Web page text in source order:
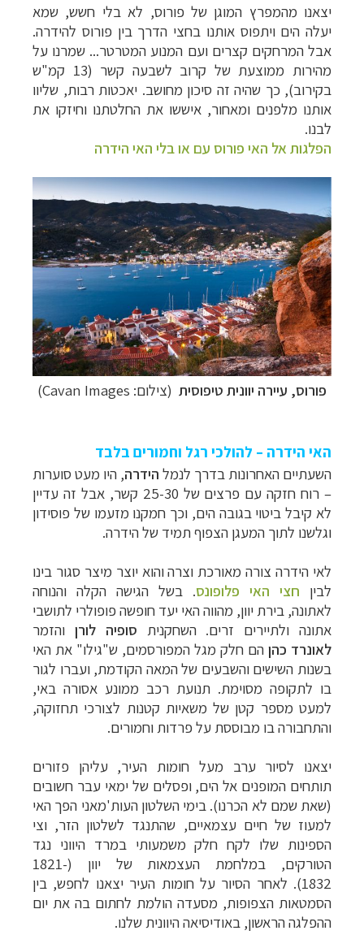
יצאנו מהמפרץ המוגן של פורוס, לא בלי חשש, שמא
יעלה הים ויתפוס אותנו בחצי הדרך בין פורוס להידרה.
אבל המרחקים קצרים ועם המנוע המטרטר... שמרנו על
מהירות ממוצעת של קרוב לשבעה קשר (13 קמ"ש
בקירוב), כך שהיה זה סיכון מחושב. יאכטות רבות, שליוו
אותנו מלפנים ומאחור, איששו את החלטתנו וחיזקו את
לבנו.
הפלגות אל האי פורוס עם או בלי האי הידרה
פורוס, עיירה יוונית טיפוסית (צילום: Cavan Images
)
האי הידרה – להולכי רגל וחמורים בלבד
השעתיים האחרונות בדרך לנמל הידרה, היו מעט סוערות
– רוח חזקה עם פרצים של 25-30 קשר, אבל זה עדיין
לא קיבל ביטוי בגובה הים, וכך חמקנו מזעמו של פוסידון
וגלשנו לתוך המעגן הצפוף תמיד של הידרה.
לאי הידרה צורה מאורכת וצרה והוא יוצר מיצר סגור בינו
לבין חצי האי פלופונס. בשל הגישה הקלה והנוחה
לאתונה, בירת יוון, מהווה האי יעד חופשה פופולרי לתושבי
אתונה ולתיירים זרים. השחקנית סופיה לורן והזמר
לאונרד כהן הם חלק מגל המפורסמים, ש"גילו" את האי
בשנות השישים והשבעים של המאה הקודמת, ועברו לגור
בו לתקופה מסוימת. תנועת רכב ממונע אסורה באי,
למעט מספר קטן של משאיות קטנות לצורכי תחזוקה,
והתחבורה בו מבוססת על פרדות וחמורים.
יצאנו לסיור ערב מעל חומות העיר, עליהן פזורים
תותחים המופנים אל הים, ופסלים של ימאי עבר חשובים
(שאת שמם לא הכרנו). בימי השלטון העות'מאני הפך האי
למעוז של חיים עצמאיים, שהתנגד לשלטון הזר, וצי
הספינות שלו לקח חלק משמעותי במרד היווני נגד
הטורקים, במלחמת העצמאות של יוון (1821-
1832). לאחר הסיור על חומות העיר יצאנו לחפש, בין
הסמטאות הצפופות, מסעדה הולמת לחתום בה את יום
ההפלגה הראשון, באודיסיאה היוונית שלנו.
קרוזים והפלגות נופשלחצו לרשימת היעדים »